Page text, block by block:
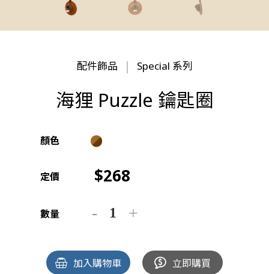
配件飾品 Special 系列
海狸 Puzzle 鑰匙圈
顏色
定價 268
數量
加入購物車 立即購買